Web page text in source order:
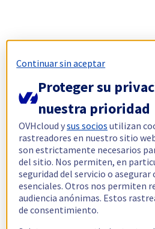
Continuar sin aceptar
Proteger su
nuestra prioridad
OVHcloud ysus socios utilizan
rastreadores en nuestro sitio
son estrictamente necesarios
del sitio. Nos permiten, en
seguridad del servicio o
esenciales. Otros nos permiten
audiencia anónimas. Estos
de consentimiento.